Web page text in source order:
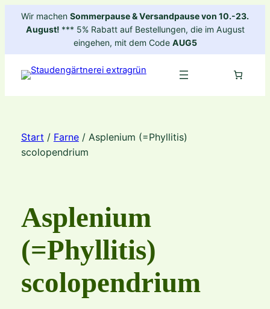
ZumWir machen Sommerpause & Versandpause von 10.-23.
August! *** 5% Rabatt auf Bestellungen, die im August
eingehen, mit dem Code AUG5
Start / Farne/ Asplenium (=Phyllitis)
scolopendrium
Asplenium
(=Phyllitis)
scolopendrium